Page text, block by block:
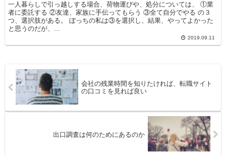
一人暮らしで引っ越しする場合、荷物運びや、処分については、 ①業
者に委託する ②友達、家族に手伝ってもらう ③全て自分でやる の３
つ、選択肢がある。 ぼっちの私は③を選択し、結果、やってよかった
と思うのだが、...
2019.09.11
会社の残業時間を知りたければ、転職サイト
の口コミを見れば良い
出口調査は何のためにあるのか